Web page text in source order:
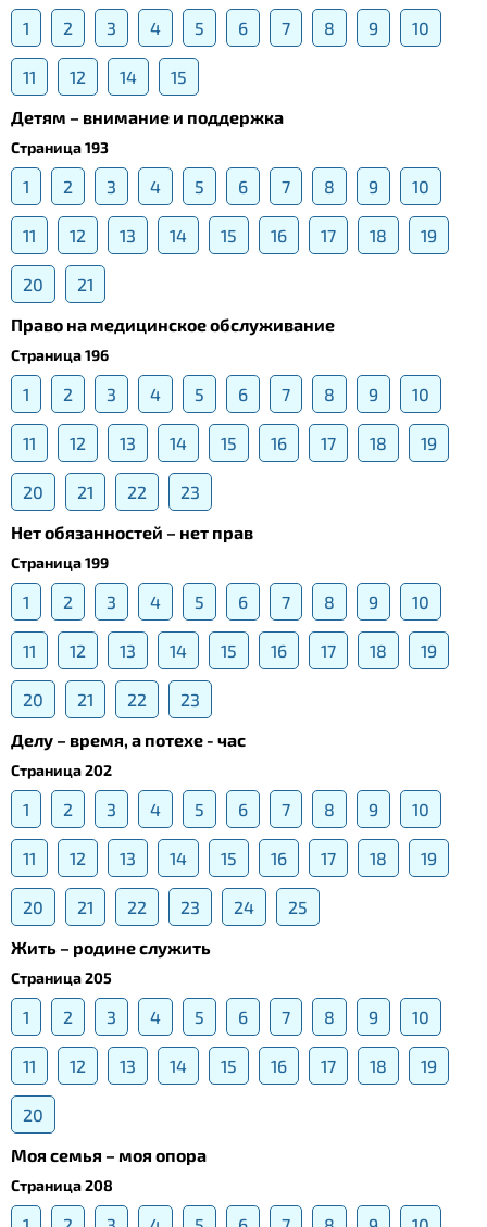
1 2 3 4 5 6 7 8 9 10
11 12 14
15
Детям – внимание и поддержка
Страница 193
1 2 3 4 5 6 7 8 9 10
11 12 13 14 15 16 17 18 19
20
21
Право на медицинское обслуживание
Страница 196
1 2 3 4 5 6 7 8 9 10
11 12 13 14 15 16 17 18 19
20 21 22
23
Нет обязанностей – нет прав
Страница 199
1 2 3 4 5 6 7 8 9 10
11 12 13 14 15 16 17 18 19
20 21 22
23
Делу – время, а потехе - час
Страница 202
1 2 3 4 5 6 7 8 9 10
11 12 13 14 15 16 17 18 19
20 21 22 23 24
25
Жить – родине служить
Страница 205
1 2 3 4 5 6 7 8 9 10
11 12 13 14 15 16 17 18 19
20
Моя семья – моя опора
Страница 208